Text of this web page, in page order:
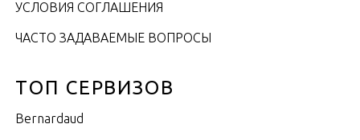
УСЛОВИЯ СОГЛАШЕНИЯ
ЧАСТО ЗАДАВАЕМЫЕ ВОПРОСЫ
ТОП СЕРВИЗОВ
Bernardaud